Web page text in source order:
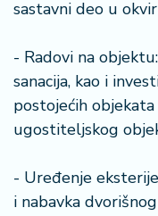
sastavni deo u
- Radovi na
sanacija, kao i
postojećih
ugostiteljskog
- Uređenje
i nabavka